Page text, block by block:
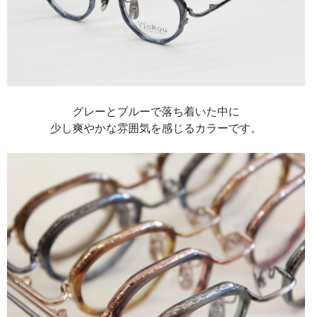
グレーとブルーで落ち着いた中に
少し爽やかな雰囲気を感じるカラーです。